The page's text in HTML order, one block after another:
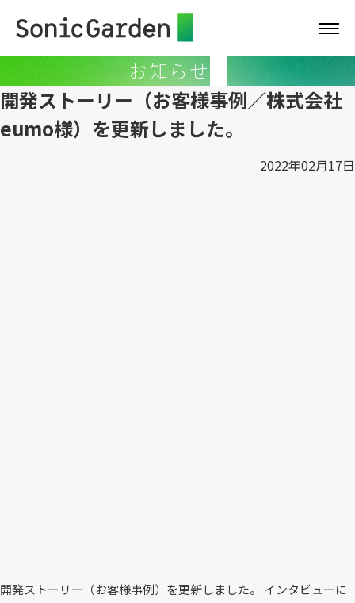
お知らせ
開発ストーリー（お客様事例／株式会社
eumo様）を更新しました。
2022年02月17日
開発ストーリー（お客様事例）を更新しました。 インタビューに